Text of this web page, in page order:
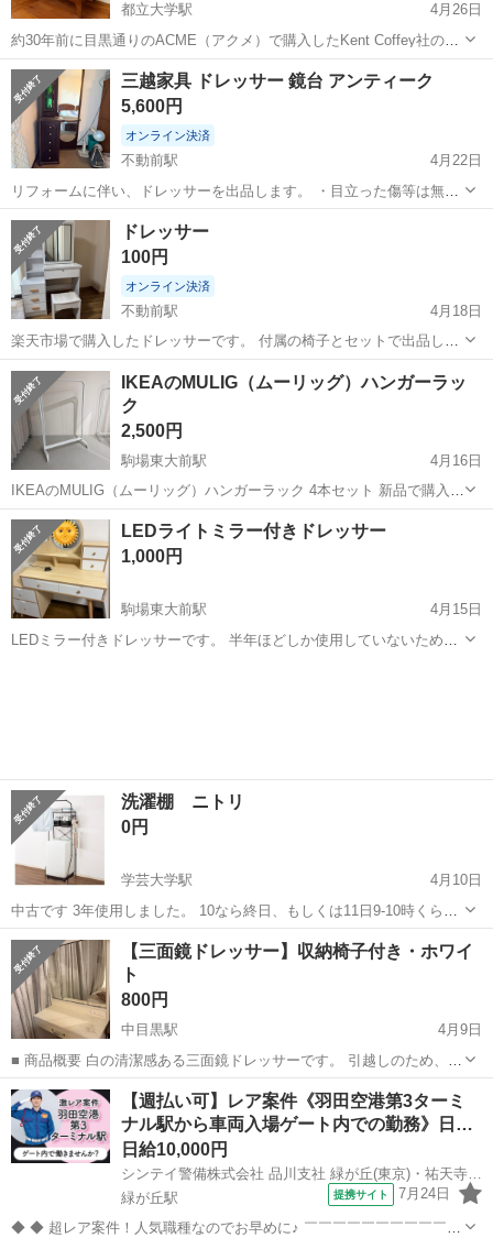
都立大学駅
4月26日
約30年前に目黒通りのACME（アクメ）で購入したKent Coffey社の
"Focus" シリーズのドレッサー。転居を機に手放すことにしました。
アメリカのミッドセンチュリーモダンを代表するKent Coffey社の木...
東京 目黒区 都立大学駅 ドレッサー
三越家具 ドレッサー 鏡台 アンティーク
5,600円
オンライン決済
不動前駅
4月22日
リフォームに伴い、ドレッサーを出品します。 ・目立った傷等は無く
美品です、また画像2枚目は折りたたみテーブルになっています。 ・4
枚目の引き出しに、赤い汚れがあります。 ・写真に写っている小物は
付属しません。 日...
東京 目黒区 不動前駅
ドレッサー
100円
オンライン決済
不動前駅
4月18日
楽天市場で購入したドレッサーです。 付属の椅子とセットで出品しま
す。 汚れ等ありますが、まだまだ使っていただけると思います。 自宅
(目黒線不動前駅徒歩8分程度)まで取りに来ていただける方でお願いし
ます。 よろしくおねがいします。
東京 目黒区 ドレッサー
IKEAのMULIG（ムーリッグ）ハンガーラッ
ク
2,500円
駒場東大前駅
4月16日
IKEAのMULIG（ムーリッグ）ハンガーラック 4本セット 新品で購入
後、使用機会がないための出品です。
東京 目黒区 駒場東大前駅 ドレッサー ムーリッグ
LEDライトミラー付きドレッサー
1,000円
駒場東大前駅
4月15日
LEDミラー付きドレッサーです。 半年ほどしか使用していないため状
洗濯棚 ニトリ
0円
学芸大学駅
4月10日
中古です 3年使用しました。 10なら終日、もしくは11日9-10時くらい
までに取りに来ていただける方！
東京 目黒区 学芸大学駅 ドレッサー ニトリ
【三面鏡ドレッサー】収納椅子付き・ホワイ
ト
800円
中目黒駅
4月9日
■ 商品概要 白の清潔感ある三面鏡ドレッサーです。 引越しのため、格
安でお譲りします。 鏡の裏がすべて収納になっており、化粧品やスキ
ンケア用品をすっきりまとめられます。 椅子は座る部分が蓋になって
いて中に収納ができ便利です...
東京 目黒区 中目黒駅 ドレッサー
【週払い可】レア案件《羽田空港第3ターミ
ナル駅から車両入場ゲート内での勤務》日…
日給10,000円
シンテイ警備株式会社 品川支社 緑が丘(東京)・祐天寺・都立大学(10)エリア/A3203200147
緑が丘駅
提携サイト 7月24日
◆ ◆ 超レア案件！人気職種なのでお早めに♪ ￣￣￣￣￣￣￣￣￣￣￣